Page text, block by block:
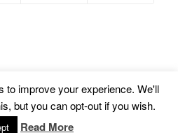
Les Askapen Mugimendua- powered by
to improve your experience. We'll
but you can opt-out if you wish.
Read More